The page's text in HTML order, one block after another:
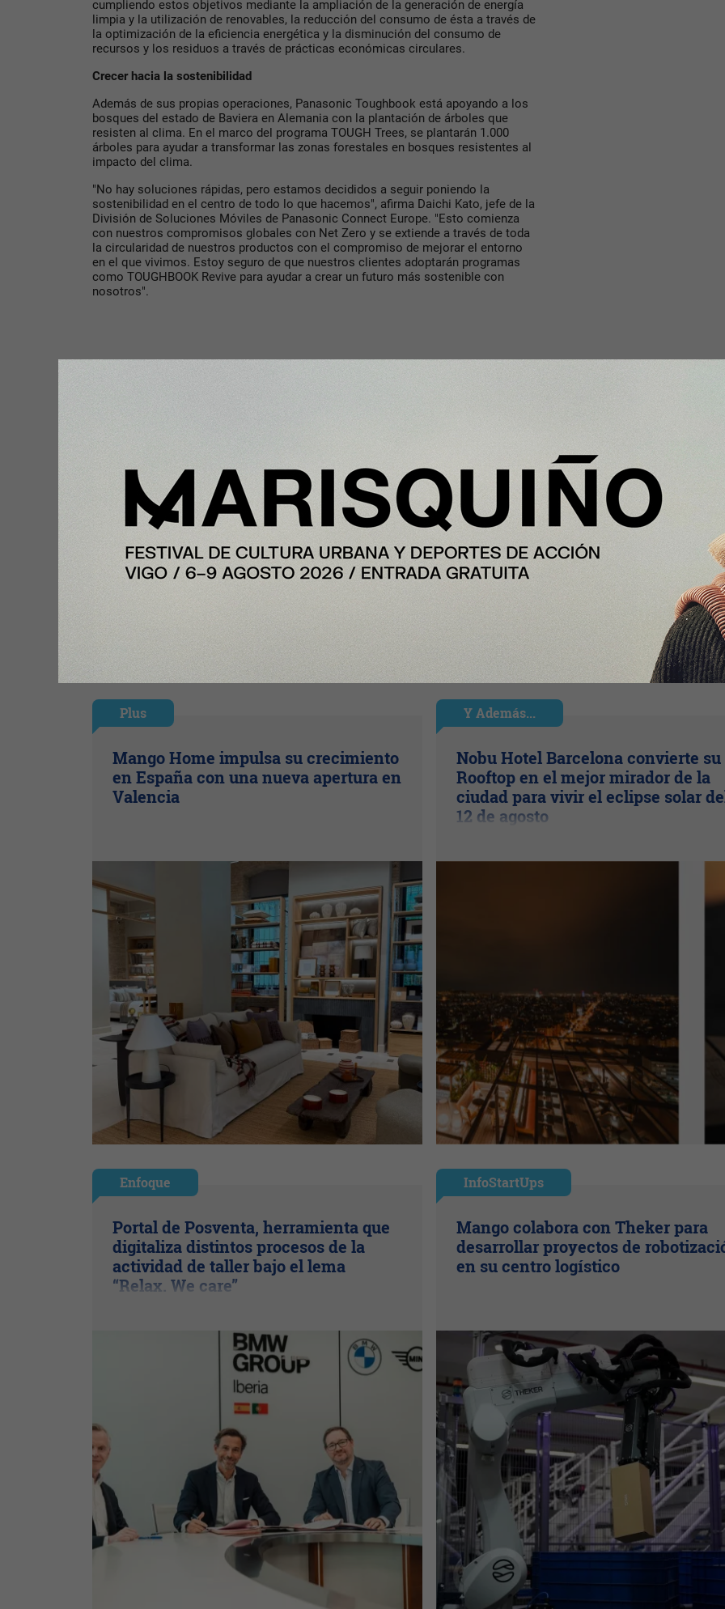
cumpliendo estos objetivos mediante la ampliación de la generación de energía
limpia y la utilización de renovables, la reducción del consumo de ésta a través de
la optimización de la eficiencia energética y la disminución del consumo de
recursos y los residuos a través de prácticas económicas circulares.
Crecer hacia la sostenibilidad
Además de sus propias operaciones, Panasonic Toughbook está apoyando a los
bosques del estado de Baviera en Alemania con la plantación de árboles que
resisten al clima. En el marco del programa TOUGH Trees, se plantarán 1.000
árboles para ayudar a transformar las zonas forestales en bosques resistentes al
impacto del clima.
"No hay soluciones rápidas, pero estamos decididos a seguir poniendo la
sostenibilidad en el centro de todo lo que hacemos", afirma Daichi Kato, jefe de la
División de Soluciones Móviles de Panasonic Connect Europe. "Esto comienza
con nuestros compromisos globales con Net Zero y se extiende a través de toda
la circularidad de nuestros productos con el compromiso de mejorar el entorno
en el que vivimos. Estoy seguro de que nuestros clientes adoptarán programas
como TOUGHBOOK Revive para ayudar a crear un futuro más sostenible con
nosotros".
Tu opinión enriquece este artículo:
Ingresar con Google
Te puede interesar:
Plus
Mango Home impulsa su crecimiento
en España con una nueva apertura en
Valencia
Y Además...
Nobu Hotel Barcelona convierte su
Rooftop en el mejor mirador de la
ciudad para vivir el eclipse solar
12 de agosto
Enfoque
Portal de Posventa, herramienta que
digitaliza distintos procesos de la
actividad de taller bajo el lema
“Relax. We care”
InfoStartUps
Mango colabora con Theker para
desarrollar proyectos de
en su centro logístico